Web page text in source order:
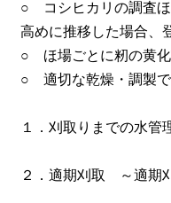
○ コシヒカリの調査ほ
高めに推移した場合、
○ ほ場ごとに籾の黄化
○ 適切な乾燥・調製で
１．刈取りまでの水
２．適期刈取 ～適期